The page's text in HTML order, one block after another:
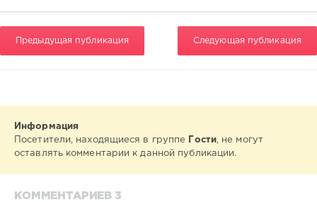
Предыдущая публикация Следующая публикация
Информация
Посетители, находящиеся в группе
Гости, не могут
оставлять комментарии к данной публикации.
КОММЕНТАРИЕВ 3